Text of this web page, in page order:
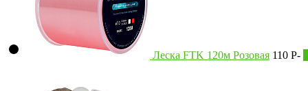
Леска FTK 120м Розовая 110 Р-